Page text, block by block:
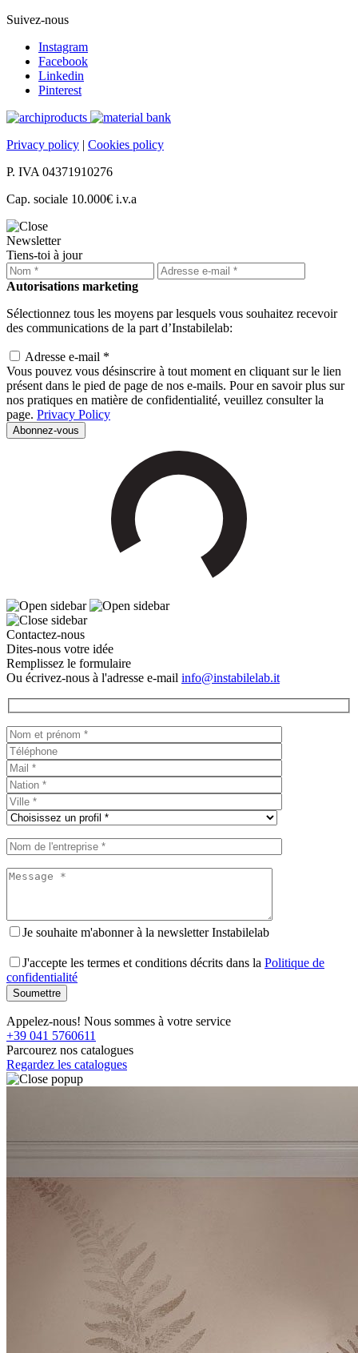
Suivez-nous
Instagram
Facebook
Linkedin
Pinterest
Privacy policy | Cookies policy
P. IVA 04371910276
Cap. sociale 10.000€ i.v.a
Newsletter
Tiens-toi à jour
Autorisations marketing
Sélectionnez tous les moyens par lesquels vous souhaitez recevoir
des communications de la part d’Instabilelab:
Adresse e-mail *
Vous pouvez vous désinscrire à tout moment en cliquant sur le lien
présent dans le pied de page de nos e-mails. Pour en savoir plus sur
nos pratiques en matière de confidentialité, veuillez consulter la
page. Privacy Policy
Contactez-nous
Dites-nous votre idée
Remplissez le formulaire
Ou écrivez-nous à l'adresse e-mail info@instabilelab.it
Je souhaite m'abonner à la newsletter Instabilelab
J'accepte les termes et conditions décrits dans la Politique de
confidentialité
Appelez-nous! Nous sommes à votre service
+39 041 5760611
Parcourez nos catalogues
Regardez les catalogues